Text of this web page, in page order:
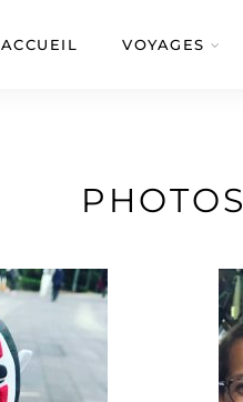
ACCUEIL VOYAGES
PHOTOS